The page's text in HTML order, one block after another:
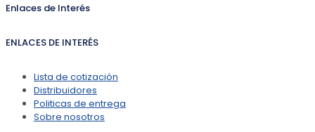
Enlaces de Interés
ENLACES DE INTERÉS
Lista de cotización
Distribuidores
Politicas de entrega
Sobre nosotros